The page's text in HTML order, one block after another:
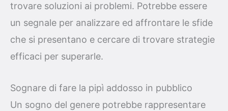
trovare soluzioni ai problemi. Potrebbe essere
un segnale per analizzare ed affrontare le sfide
che si presentano e cercare di trovare strategie
efficaci per superarle.
Sognare di fare la pipì addosso in pubblico
Un sogno del genere potrebbe rappresentare